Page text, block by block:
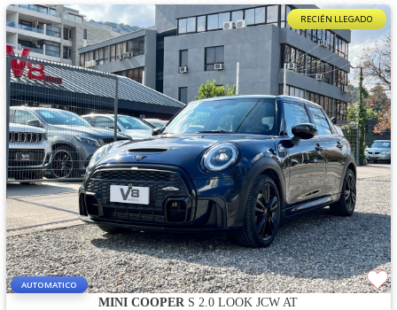
RECIÉN LLEGADO
AUTOMATICO
MINI COOPER S 2.0 LOOK JCW AT